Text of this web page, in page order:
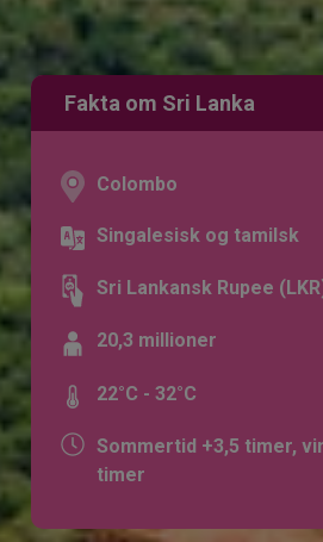
Fakta om Sri Lanka
Colombo
Singalesisk og tamilsk
Sri Lankansk Rupee
20,3 millioner
22°C - 32°C
Sommertid +3,5 timer,
timer